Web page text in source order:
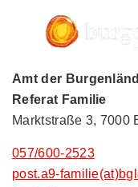
Amt der
Referat Familie
Marktstraße 3, 7000
057/600-2523
post.a9-